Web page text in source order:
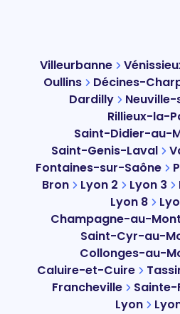
Villeurbanne
Oullins
Décines-
Dardilly
Rillieux-la-
Saint-Didier-au-
Saint-Genis-Laval
Fontaines-sur-Saône
Bron
Lyon 2 Lyon 3
Lyon 8
Champagne-au-
Saint-Cyr-au-
Collonges-au-
Caluire-et-Cuire
Francheville
Lyon